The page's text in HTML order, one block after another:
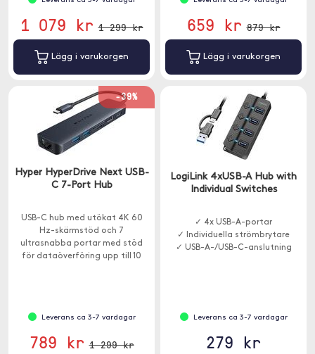
1 079 kr 1 299 kr
Lägg i varukorgen
659 kr 879 kr
Lägg i varukorgen
-39%
Hyper HyperDrive Next USB-
C 7-Port Hub
USB-C hub med utökat 4K 60
Hz-skärmstöd och 7
ultrasnabba portar med stöd
för dataöverföring upp till 10
Leverans ca 3-7 vardagar
789 kr 1 299 kr
LogiLink 4xUSB-A Hub with
Individual Switches
✓ 4x USB-A-portar
✓ Individuella strömbrytare
✓ USB-A-/USB-C-anslutning
Leverans ca 3-7 vardagar
279 kr